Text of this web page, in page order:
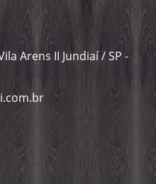
Arens II Jundiaí / SP -